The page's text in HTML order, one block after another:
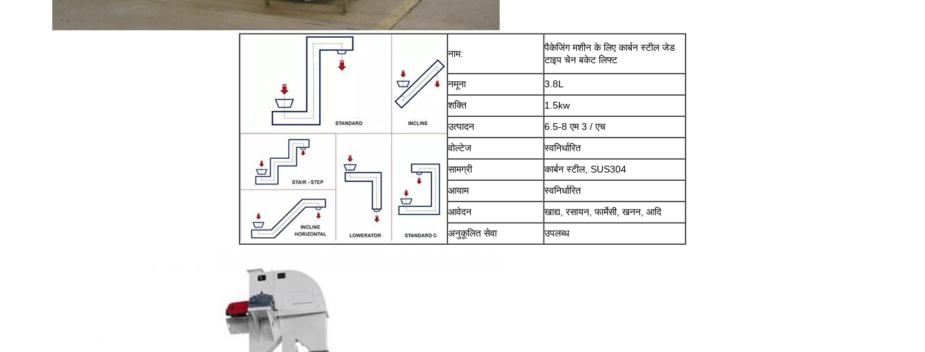
नाम:
पैकेजिंग मशीन के लिए कार्बन स्टील जेड
टाइप चेन बकेट लिफ्ट
नमूना
3.8L
शक्ति
1.5kw
उत्पादन
6.5-8 एम 3 / एच
वोल्टेज
स्वनिर्धारित
सामग्री
कार्बन स्टील, SUS304
आयाम
स्वनिर्धारित
आवेदन
खाद्य, रसायन, फार्मेसी, खनन, आदि
अनुकूलित सेवा
उपलब्ध